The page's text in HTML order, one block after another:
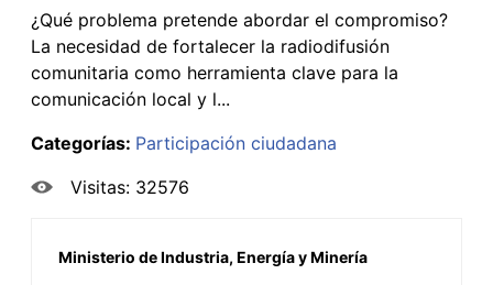
¿Qué problema pretende abordar el compromiso?
La necesidad de fortalecer la radiodifusión
comunitaria como herramienta clave para la
comunicación local y l...
Categorías: Participación ciudadana
Visitas: 32576
Ministerio de Industria, Energía y Minería